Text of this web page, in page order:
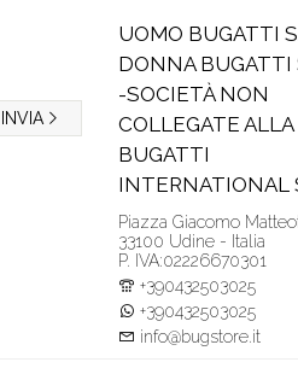
INVIA
UOMO BUGATTI S.R.L.
DONNA BUGATTI
-SOCIETÀ NON
COLLEGATE ALLA
BUGATTI
INTERNATIONAL
Piazza Giacomo
33100 Udine - Italia
P. IVA:02226670301
+390432503025
+390432503025
info@bugstore.it